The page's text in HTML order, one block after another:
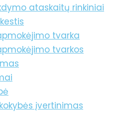
ataskaitų rinkiniai
tvarka
tvarkos
įvertinimas